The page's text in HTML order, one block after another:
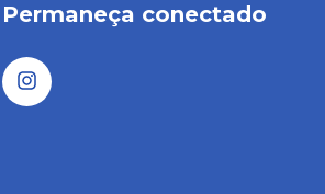
Permaneça conectado